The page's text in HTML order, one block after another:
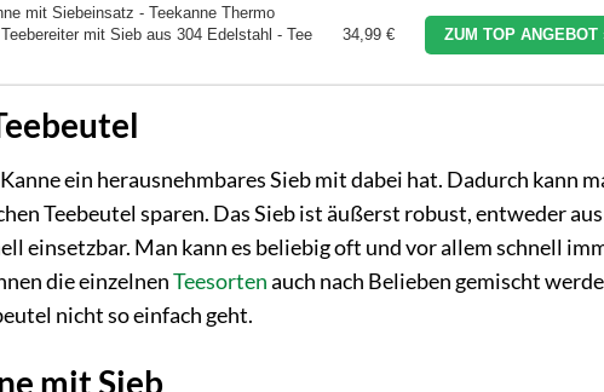
mit Siebeinsatz - Teekanne Thermo
mit Sieb aus 304 Edelstahl - Tee
34,99 € ZUM TOP ANGEBOT
ein herausnehmbares Sieb mit dabei hat. Dadurch kann
Teebeutel sparen. Das Sieb ist äußerst robust, entweder aus
einsetzbar. Man kann es beliebig oft und vor allem schnell
die einzelnenTeesortenauch nach Belieben gemischt
nicht so einfach geht.
mit Sieb